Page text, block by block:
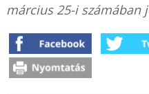
március 25-i számában